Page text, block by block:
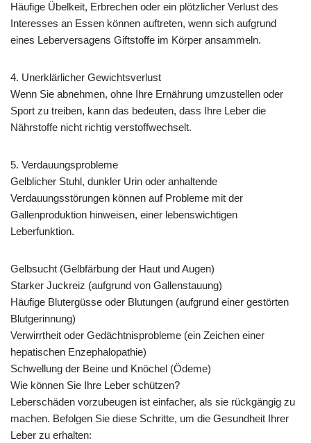
Häufige Übelkeit, Erbrechen oder ein plötzlicher Verlust des
Interesses an Essen können auftreten, wenn sich aufgrund
eines Leberversagens Giftstoffe im Körper ansammeln.
4. Unerklärlicher Gewichtsverlust
Wenn Sie abnehmen, ohne Ihre Ernährung umzustellen oder
Sport zu treiben, kann das bedeuten, dass Ihre Leber die
Nährstoffe nicht richtig verstoffwechselt.
5. Verdauungsprobleme
Gelblicher Stuhl, dunkler Urin oder anhaltende
Verdauungsstörungen können auf Probleme mit der
Gallenproduktion hinweisen, einer lebenswichtigen
Leberfunktion.
Gelbsucht (Gelbfärbung der Haut und Augen)
Starker Juckreiz (aufgrund von Gallenstauung)
Häufige Blutergüsse oder Blutungen (aufgrund einer gestörten
Blutgerinnung)
Verwirrtheit oder Gedächtnisprobleme (ein Zeichen einer
hepatischen Enzephalopathie)
Schwellung der Beine und Knöchel (Ödeme)
Wie können Sie Ihre Leber schützen?
Leberschäden vorzubeugen ist einfacher, als sie rückgängig zu
machen. Befolgen Sie diese Schritte, um die Gesundheit Ihrer
Leber zu erhalten: